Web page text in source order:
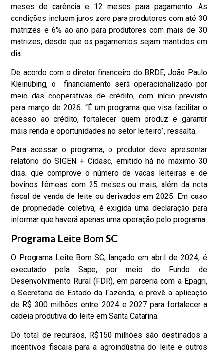
meses de carência e 12 meses para pagamento. As
condições incluem juros zero para produtores com até 30
matrizes e 6% ao ano para produtores com mais de 30
matrizes, desde que os pagamentos sejam mantidos em
dia.
De acordo com o diretor financeiro do BRDE, João Paulo
Kleinübing, o financiamento será operacionalizado por
meio das cooperativas de crédito, com início previsto
para março de 2026. “É um programa que visa facilitar o
acesso ao crédito, fortalecer quem produz e garantir
mais renda e oportunidades no setor leiteiro”, ressalta.
Para acessar o programa, o produtor deve apresentar
relatório do SIGEN + Cidasc, emitido há no máximo 30
dias, que comprove o número de vacas leiteiras e de
bovinos fêmeas com 25 meses ou mais, além da nota
fiscal de venda de leite ou derivados em 2025. Em caso
de propriedade coletiva, é exigida uma declaração para
informar que haverá apenas uma operação pelo programa.
Programa Leite Bom SC
O Programa Leite Bom SC, lançado em abril de 2024, é
executado pela Sape, por meio do Fundo de
Desenvolvimento Rural (FDR), em parceria com a Epagri,
e Secretaria de Estado da Fazenda, e prevê a aplicação
de R$ 300 milhões entre 2024 e 2027 para fortalecer a
cadeia produtiva do leite em Santa Catarina.
Do total de recursos, R$150 milhões são destinados a
incentivos fiscais para a agroindústria do leite e outros